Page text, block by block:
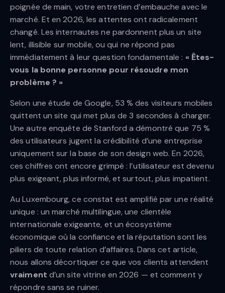
poignée de main, votre entretien d’embauche avec le
marché. Et en 2026, les attentes ont radicalement
changé. Les internautes ne pardonnent plus un site
lent, illisible sur mobile, ou qui ne répond pas
immédiatement à leur question fondamentale : « Êtes-
vous la bonne personne pour résoudre mon
problème ? »
Selon une étude de Google, 53 % des visiteurs mobiles
quittent un site qui met plus de 3 secondes à charger.
Une autre enquête de Stanford a démontré que 75 %
des utilisateurs jugent la crédibilité d’une entreprise
uniquement sur la base de son design web. En 2026,
ces chiffres ont encore grimpé : l’utilisateur est devenu
plus exigeant, plus informé, et surtout, plus impatient.
Au Luxembourg, ce constat est amplifié par une réalité
unique : un marché multilingue, une clientèle
internationale exigeante, et un écosystème
économique où la confiance et la réputation sont les
piliers de toute relation d’affaires. Dans cet article,
nous allons décortiquer ce que vos clients attendent
vraiment d’un site vitrine en 2026 — et comment y
répondre sans se ruiner.